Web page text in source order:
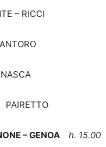
– RICCI
– GENOA h. 15.00